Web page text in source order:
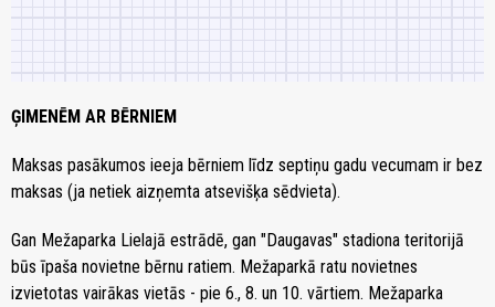
ĢIMENĒM AR BĒRNIEM
Maksas pasākumos ieeja bērniem līdz septiņu gadu vecumam ir bez
maksas (ja netiek aizņemta atsevišķa sēdvieta).
Gan Mežaparka Lielajā estrādē, gan "Daugavas" stadiona teritorijā
būs īpaša novietne bērnu ratiem. Mežaparkā ratu novietnes
izvietotas vairākas vietās - pie 6., 8. un 10. vārtiem. Mežaparka